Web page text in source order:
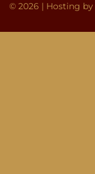
© 2026 | Hosting by